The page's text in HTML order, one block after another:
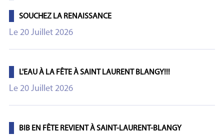
SOUCHEZ LA RENAISSANCE
Le 20 Juillet 2026
L'EAU À LA FÊTE À SAINT LAURENT BLANGY!!!
Le 20 Juillet 2026
BIB EN FÊTE REVIENT À SAINT-LAURENT-BLANGY